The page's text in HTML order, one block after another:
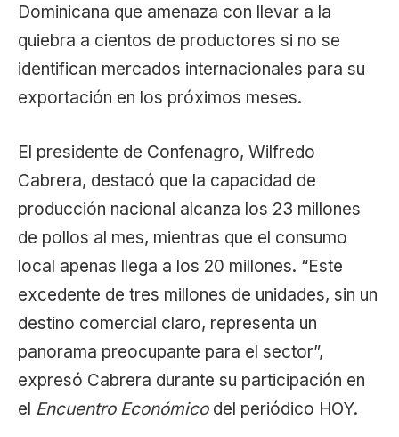
Dominicana que amenaza con llevar a la
quiebra a cientos de productores si no se
identifican mercados internacionales para su
exportación en los próximos meses.
El presidente de Confenagro, Wilfredo
Cabrera, destacó que la capacidad de
producción nacional alcanza los 23 millones
de pollos al mes, mientras que el consumo
local apenas llega a los 20 millones. “Este
excedente de tres millones de unidades, sin un
destino comercial claro, representa un
panorama preocupante para el sector”,
expresó Cabrera durante su participación en
el Encuentro Económicodel periódico HOY.